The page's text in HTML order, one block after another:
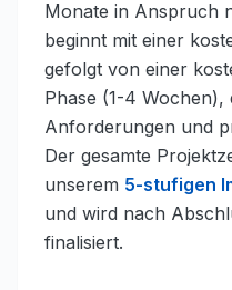
Monate in Anspruch
beginnt mit einer
gefolgt von einer
Phase (1-4 Wochen),
Anforderungen und
Der gesamte
unserem 5-stufigen
und wird nach
finalisiert.